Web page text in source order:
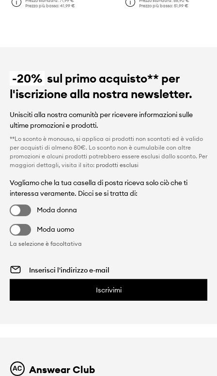
Prezzo più basso:41,99 €
Prezzo più basso: 51,99 €
-20% sul primo acquisto** per
l'iscrizione alla nostra newsletter.
Unisciti alla nostra comunità per ricevere informazioni sulle
ultime promozioni e prodotti.
**Lo sconto è monouso, si applica ai prodotti non scontati ed è valido
per acquisti di almeno 80€. Lo sconto non è cumulabile con altre
promozioni e alcuni prodotti potrebbero essere esclusi dallo sconto. Per
maggiori dettagli, visita il sito: prodotti esclusi
Vogliamo che la tua casella di posta riceva solo ciò che ti
interessa veramente. Dicci se si tratta di:
Moda donna
Moda uomo
La selezione è facoltativa
Iscrivimi
Answear Club